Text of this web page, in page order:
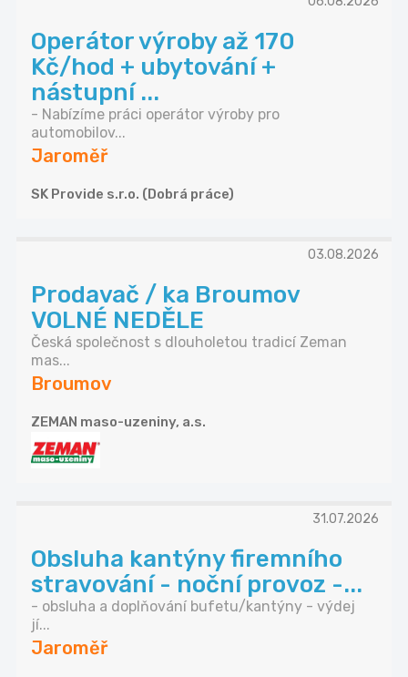
Operátor výroby až 170
Kč/hod + ubytování +
nástupní ...
- Nabízíme práci operátor výroby pro
automobilov...
Jaroměř
SK Provide s.r.o. (Dobrá práce)
03.08.2026
Prodavač / ka Broumov
VOLNÉ NEDĚLE
Česká společnost s dlouholetou tradicí Zeman
mas...
Broumov
ZEMAN maso-uzeniny, a.s.
31.07.2026
Obsluha kantýny firemního
stravování - noční provoz -...
- obsluha a doplňování bufetu/kantýny - výdej
jí...
Jaroměř